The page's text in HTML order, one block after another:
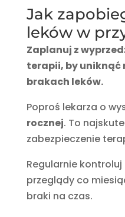
Jak
leków w
Zaplanuj z
terapii, by uniknąć
brakach leków.
Poproś lekarza o
rocznej. To
zabezpieczenie
Regularnie
przeglądy co
braki na czas.